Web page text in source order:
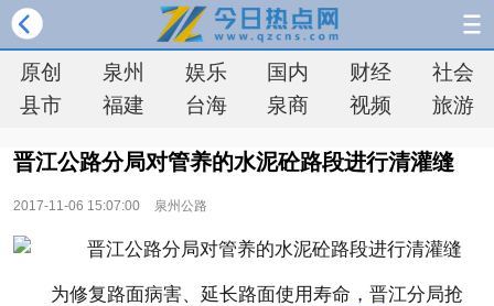
原创 泉州 娱乐 国内 财经
社会
县市
福建 台海 泉商 视频 旅游
晋江公路分局对管养的水泥砼路段进行清灌缝
2017-11-06 15:07:00 泉州公路
为修复路面病害、延长路面使用寿命，晋江分局抢